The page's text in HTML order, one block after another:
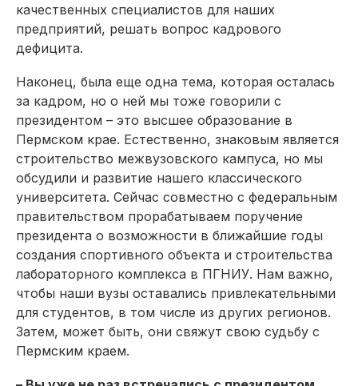
качественных специалистов для наших
предприятий, решать вопрос кадрового
дефицита.
Наконец, была еще одна тема, которая осталась
за кад­ром, но о ней мы тоже говорили с
президентом – это высшее образование в
Пермском крае. Естественно, знаковым является
строительство межвузовского кампуса, но мы
обсудили и развитие нашего классического
университета. Сейчас совместно с федеральным
правительством прорабатываем поручение
президента о возможности в ближайшие годы
создания спортивного объекта и строительства
лабораторного комплекса в ПГНИУ. Нам важно,
чтобы наши вузы оставались привлекательными
для студентов, в том числе из других регионов.
Затем, может быть, они свяжут свою судьбу с
Пермским краем.